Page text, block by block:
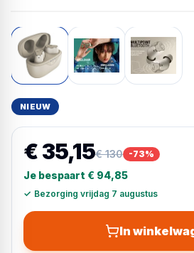
NIEUW
€ 35,15€ 130 -73%
Je bespaart € 94,85
✓ Bezorging vrijdag 7 augustus
In